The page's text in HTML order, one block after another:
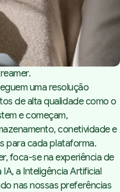
uma resolução
de alta qualidade como o
e começam,
conetividade e
para cada plataforma.
foca-se na experiência de
a Inteligência Artificial
nas nossas preferências